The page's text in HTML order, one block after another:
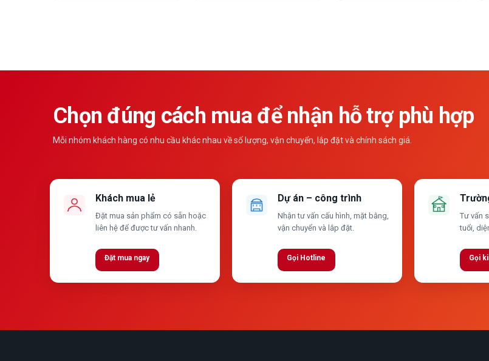
Chọn đúng cách mua để nhận hỗ trợ phù hợp
Mỗi nhóm khách hàng có nhu cầu khác nhau về số lượng, vận chuyển, lắp đặt và chính sách giá.
Khách mua lẻ
Đặt mua sản phẩm có sẵn hoặc
liên hệ để được tư vấn nhanh.
Đặt mua ngay
Dự án – công trình
Nhận tư vấn cấu hình, mặt bằng,
vận chuyển và lắp đặt.
Gọi Hotline
Tư vấn
tuổi,
Gọi